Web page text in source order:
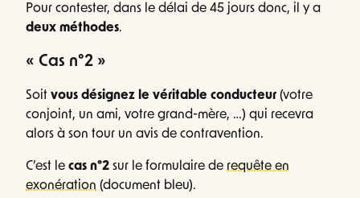
Pour contester, dans le délai de 45 jours donc, il y a
deux méthodes.
« Cas n°2 »
Soit vous désignez le véritable conducteur (votre
conjoint, un ami, votre grand-mère, …) qui recevra
alors à son tour un avis de contravention.
C’est le cas n°2 sur le formulaire de requête en
exonération (document bleu).